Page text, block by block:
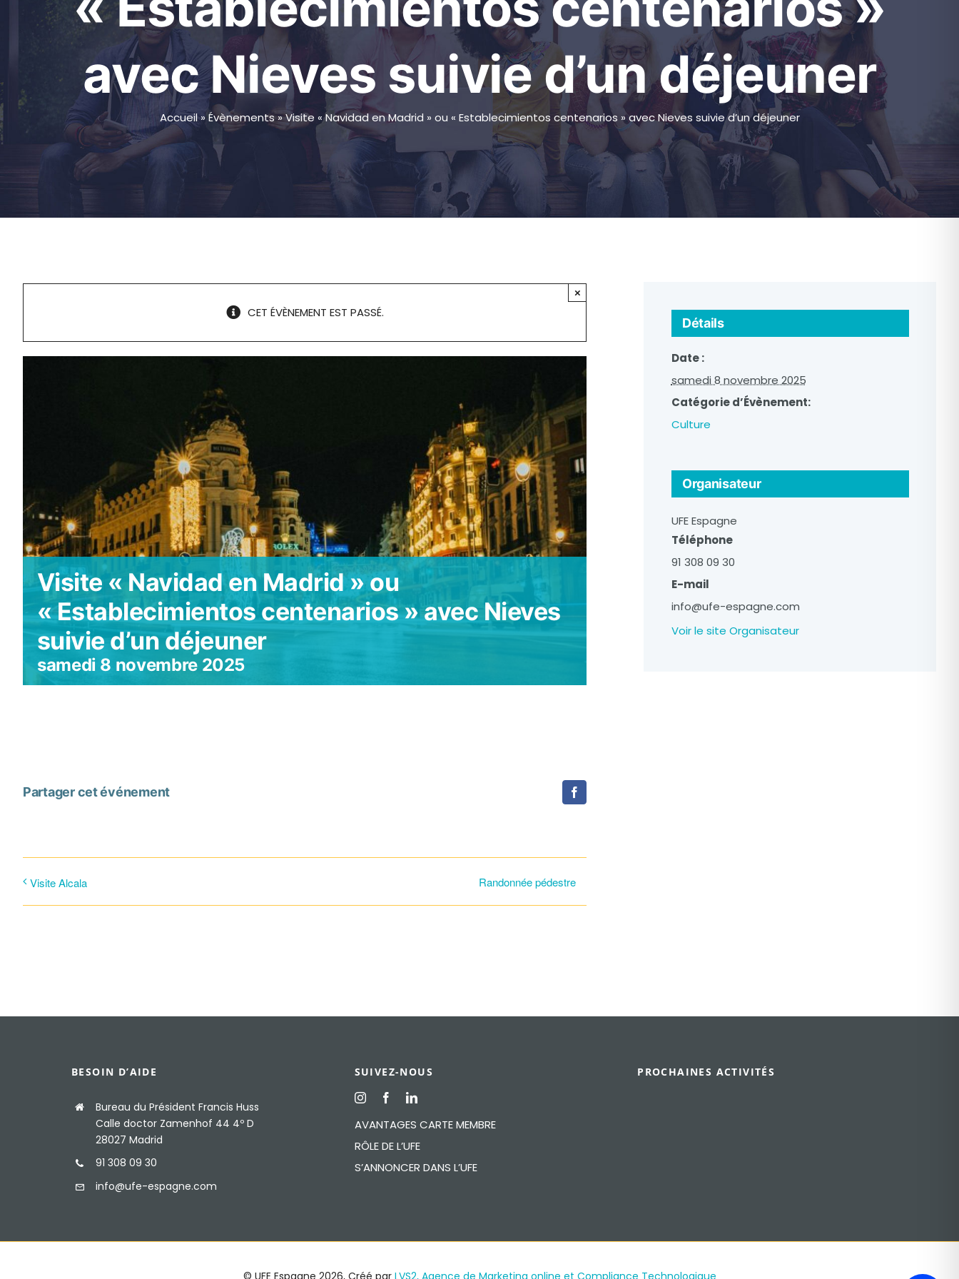
avec Nieves suivie d’un déjeuner
Accueil»Évènements»Visite « Navidad en Madrid » ou « Establecimientos centenarios » avec Nieves suivie d’un déjeuner
CET ÉVÈNEMENT EST PASSÉ.
×
Visite « Navidad en Madrid » ou
« Establecimientos centenarios » avec Nieves
suivie d’un déjeuner
samedi 8 novembre 2025
Partager cet événement Facebook
Visite Alcala Randonnée pédestre
Détails
Date :
samedi 8 novembre 2025
Catégorie d’Évènement:
Culture
Organisateur
UFE Espagne
Téléphone
91 308 09 30
E-mail
info@ufe-espagne.com
Voir le site Organisateur
BESOIN D’AIDE
Bureau du Président Francis Huss
Calle doctor Zamenhof 44 4º D
28027 Madrid
91 308 09 30
info@ufe-espagne.com
SUIVEZ-NOUS
AVANTAGES CARTE MEMBRE
RÔLE DE L’UFE
S’ANNONCER DANS L’UFE
PROCHAINES ACTIVITÉS